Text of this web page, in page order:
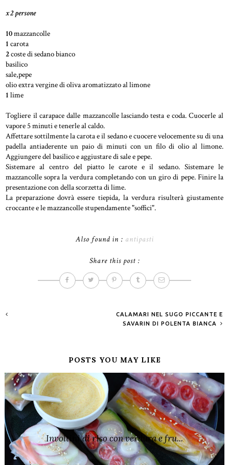
x 2 persone
10mazzancolle
1carota
2coste di sedano bianco
basilico
sale,pepe
olio extra vergine di oliva aromatizzato al limone
1lime
Togliere il carapace dalle mazzancolle lasciando testa e coda. Cuocerle al
vapore 5 minuti e tenerle al caldo.
Affettare sottilmente la carota e il sedano e cuocere velocemente su di una
padella antiaderente un paio di minuti con un filo di olio al limone.
Aggiungere del basilico e aggiustare di sale e pepe.
Sistemare al centro del piatto le carote e il sedano. Sistemare le
mazzancolle sopra la verdura completando con un giro di pepe. Finire la
presentazione con della scorzetta di lime.
La preparazione dovrà essere tiepida, la verdura risulterà giustamente
croccante e le mazzancolle stupendamente "soffici".
Also found in : antipasti
Share this post :
CALAMARI NEL SUGO PICCANTE E
SAVARIN DI POLENTA BIANCA
POSTS YOU MAY LIKE
Involtini di riso con verdura e fru...